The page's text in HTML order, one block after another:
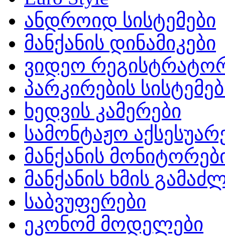
ანდროიდ სისტემები
მანქანის დინამიკები
ვიდეო
პარკირების
ხედვის კამერები
სამონტაჟო
მანქანის
მანქანის ხმის
საბვუფერები
ეკონომ მოდელები